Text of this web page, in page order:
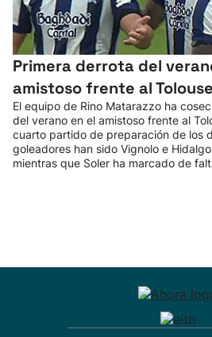
Primera derrota del
amistoso frente al
El equipo de Rino Matarazzo ha
del verano en el amistoso frente al
cuarto partido de preparación de los
goleadores han sido Vignolo e
mientras que Soler ha marcado de